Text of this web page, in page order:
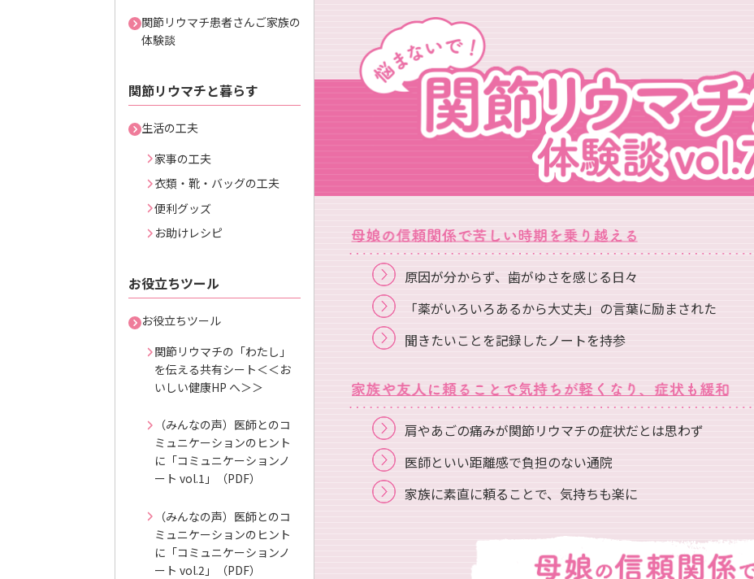
関節リウマチ患者さんご家族の
体験談
関節リウマチと暮らす
生活の工夫
家事の工夫
衣類・靴・バッグの工夫
便利グッズ
お助けレシピ
お役立ちツール
お役立ちツール
関節リウマチの「わたし」
を伝える共有シート＜＜お
いしい健康HP へ＞＞
（みんなの声）医師とのコ
ミュニケーションのヒント
に「コミュニケーションノ
ート vol.1」（PDF）
（みんなの声）医師とのコ
ミュニケーションのヒント
に「コミュニケーションノ
ート vol.2」（PDF）
原因が分からず、歯がゆさを感じる日々
「薬がいろいろあるから大丈夫」の言葉に励まされた
聞きたいことを記録したノートを持参
肩やあごの痛みが関節リウマチの症状だとは思わず
医師といい距離感で負担のない通院
家族に素直に頼ることで、気持ちも楽に